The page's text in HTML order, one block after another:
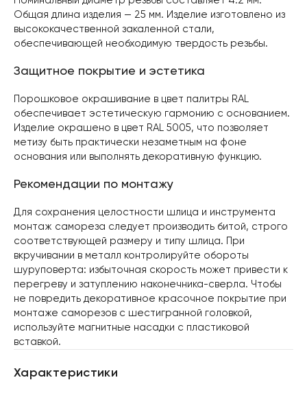
Общая длина изделия — 25 мм. Изделие изготовлено из
высококачественной закаленной стали,
обеспечивающей необходимую твердость резьбы.
Защитное покрытие и эстетика
Порошковое окрашивание в цвет палитры RAL
обеспечивает эстетическую гармонию с основанием.
Изделие окрашено в цвет RAL 5005, что позволяет
метизу быть практически незаметным на фоне
основания или выполнять декоративную функцию.
Рекомендации по монтажу
Для сохранения целостности шлица и инструмента
монтаж самореза следует производить битой, строго
соответствующей размеру и типу шлица. При
вкручивании в металл контролируйте обороты
шуруповерта: избыточная скорость может привести к
перегреву и затуплению наконечника-сверла. Чтобы
не повредить декоративное красочное покрытие при
монтаже саморезов с шестигранной головкой,
используйте магнитные насадки с пластиковой
вставкой.
Характеристики